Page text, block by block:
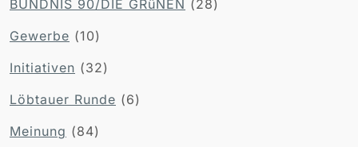
BÜNDNIS 90/DIE GRüNEN (28)
Gewerbe (10)
Initiativen (32)
Löbtauer Runde (6)
Meinung (84)